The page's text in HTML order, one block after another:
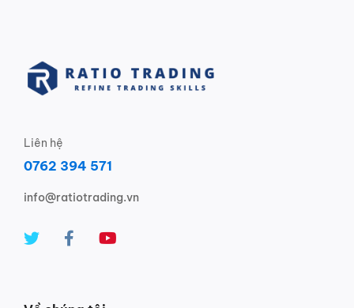
Liên hệ
0762 394 571
info@ratiotrading.vn